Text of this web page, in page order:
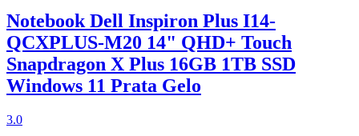
Notebook Dell Inspiron Plus I14-
QCXPLUS-M20 14" QHD+ Touch
Snapdragon X Plus 16GB 1TB SSD
Windows 11 Prata Gelo
3.0